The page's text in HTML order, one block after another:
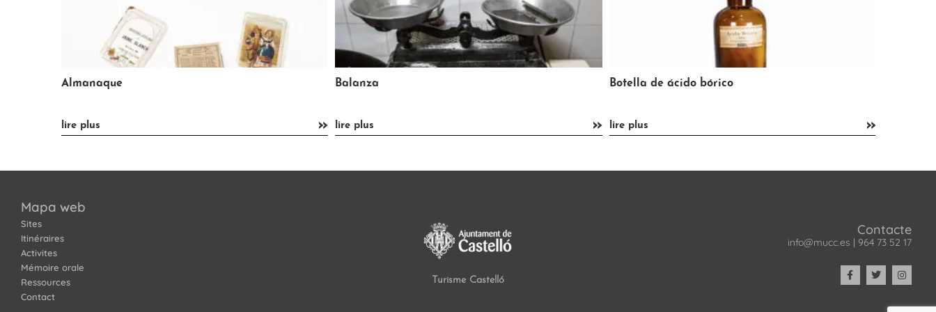
Balanza
lire plus »
Botella de ácido bórico
lire plus »
Despacho de pan y bollería Macián
lire plus »
Mapa web
Sites
Itinéraires
Activites
Mémoire orale
Ressources
Contact
Turisme Castelló
Contacte
info@mucc.es | 964 73 52 17